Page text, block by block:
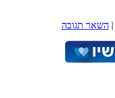
| השאר תגובה